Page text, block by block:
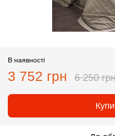
В наявності
3 752 грн 6 250